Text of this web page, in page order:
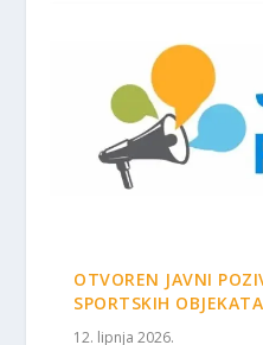
OTVOREN JAVNI
SPORTSKIH
12. lipnja 2026.